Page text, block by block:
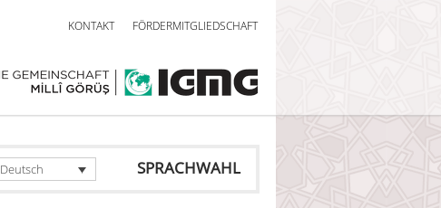
KONTAKT FÖRDERMITGLIEDSCHAFT
SPRACHWAHL
Deutsch